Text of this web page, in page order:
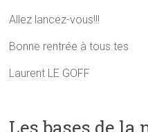
Allez lancez-vous!!!
Bonne rentrée à tous.tes
Laurent LE GOFF
Les bases de la